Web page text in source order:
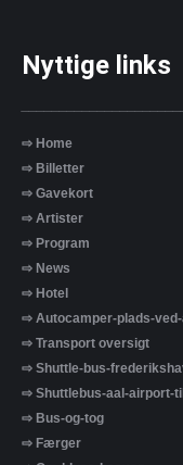
Nyttige links
⇨ Home
⇨ Billetter
⇨ Gavekort
⇨ Artister
⇨ Program
⇨ News
⇨ Hotel
⇨ Autocamper-plads-ved-
⇨ Transport oversigt
⇨ Shuttle-bus-
⇨ Shuttlebus-aal-airport-
⇨ Bus-og-tog
⇨ Færger